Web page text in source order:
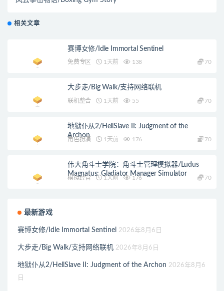
相关文章
赛博女修/Idle Immortal Sentinel
免费专区 1天前 138 70
大步走/Big Walk/支持网络联机
联机整合 1天前 55 70
地狱仆从2/HellSlave II: Judgment of the
Archon
角色扮演 1天前 176 70
伟大角斗士学院：角斗士管理模拟器/Ludus
Magnatus: Gladiator Manager Simulator
模拟经营 1天前 176 70
最新游戏
赛博女修/Idle Immortal Sentinel 2026年8月6日
大步走/Big Walk/支持网络联机 2026年8月6日
地狱仆从2/HellSlave II: Judgment of the Archon 2026年8月6
日